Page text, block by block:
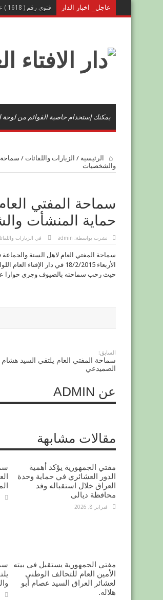
عاجل_ اخبار الدار فتوى رقم ( 1618 ) عدة المخلوعة
يمكنك إستخدام خاصية القوائم من لوحة
الرئيسية / الزيارات واللقائات / سماحة
والشخصيات
سماحة المفتي
حماية المنشأت
نشرت بواسطة: admin في الزيارات
سماحة المفتي العام لاهل السنة
الأربعاء 18/2/2015 في دار
حيث رحب سماحته بالضيوف وجرى حوارا
السابق:
سماحة المفتي العام يلتقي السيد هشام
الصميدعي
عن ADMIN
مقالات مشابهة
مفتي الجمهورية يؤكد أهمية
الدور العشائري في حماية وحدة
العراق خلال استقباله وفد
محافظة ديالى
فبراير 8, 2026
مفتي الجمهورية يستقبل في بيته
الأمين العام للتحالف الوطني
لعشائر العراق السيد عصام أبو
هلاله.